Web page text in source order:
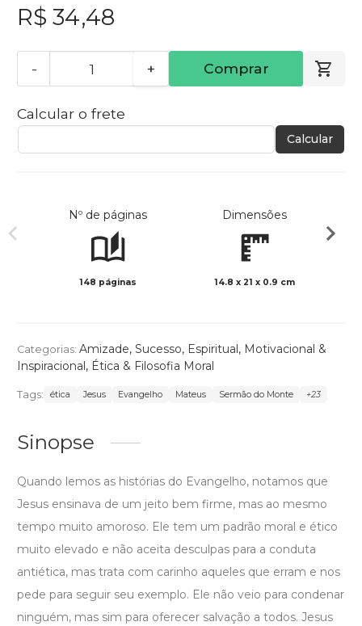
R$ 34,48
- + Comprar
Calcular o frete
Calcular
Nº de páginas
148 páginas
Dimensões
14.8 x 21 x 0.9 cm
Categorias: Amizade, Sucesso, Espiritual, Motivacional &
Inspiracional, Ética & Filosofia Moral
Tags: ética Jesus Evangelho Mateus Sermão do Monte +23
Sinopse
Quando lemos as histórias do Evangelho, notamos que
Jesus ensinava de um jeito bem firme, mas ao mesmo
tempo muito amoroso. Ele tem um padrão moral e ético
muito elevado e não aceita desculpas para a conduta
antiética, mas trata com carinho aqueles que erram e nos
pede para seguir seu exemplo. Ele não veio para condenar
ninguém, mas sim para oferecer salvação a todos. Jesus